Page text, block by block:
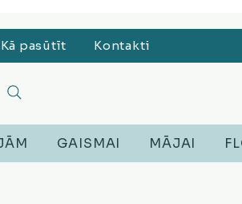
Kā pasūtīt Kontakti
GAISMAI MĀJAI